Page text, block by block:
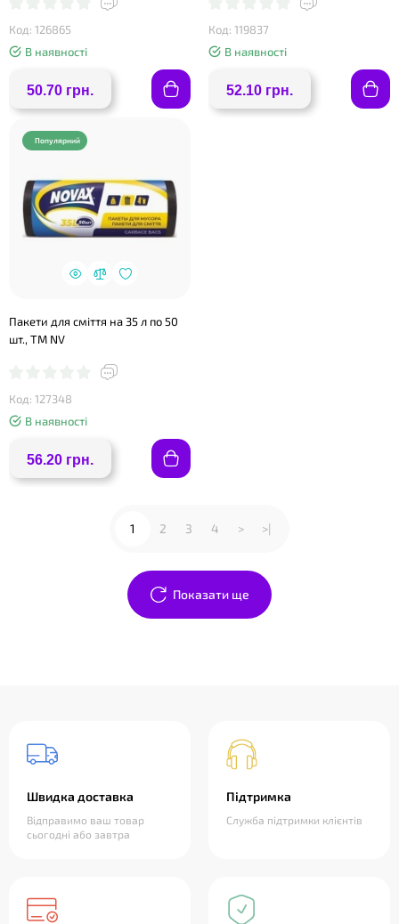
Код: 126865
В наявності
50.70 грн.
Код: 119837
В наявності
52.10 грн.
Популярний
Пакети для сміття на 35 л по 50
шт., ТМ NV
Код: 127348
В наявності
56.20 грн.
Показати ще
1 2 3 4 > >|
Швидка доставка
Відправимо ваш товар
сьогодні або завтра
Підтримка
Служба підтримки клієнтів
❤